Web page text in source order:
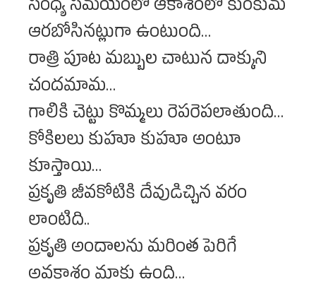
సంధ్య సమయంలో ఆకాశంలో కుంకుమ
ఆరబోసినట్లుగా ఉంటుంది…
రాత్రి పూట మబ్బుల చాటున దాక్కుని
చందమామ…
గాలికి చెట్టు కొమ్మలు రెపరెపలాతుంది…
కోకిలలు కుహూ కుహూ అంటూ
కూస్తాయి…
ప్రకృతి జీవకోటికి దేవుడిచ్చిన వరం
లాంటిది..
ప్రకృతి అందాలను మరింత పెరిగే
అవకాశం మాకు ఉంది…